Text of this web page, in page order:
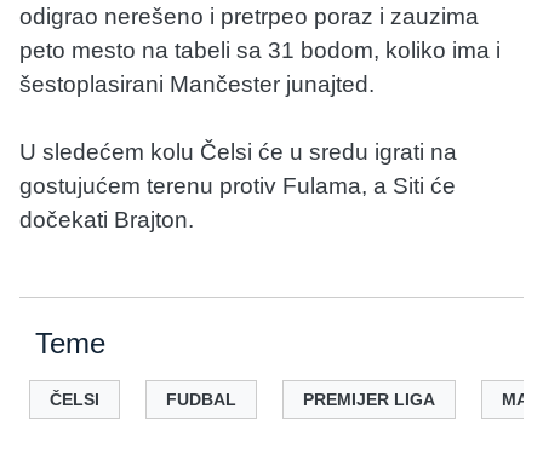
odigrao nerešeno i pretrpeo poraz i zauzima
peto mesto na tabeli sa 31 bodom, koliko ima i
šestoplasirani Mančester junajted.
U sledećem kolu Čelsi će u sredu igrati na
gostujućem terenu protiv Fulama, a Siti će
dočekati Brajton.
Teme
ČELSI FUDBAL PREMIJER LIGA